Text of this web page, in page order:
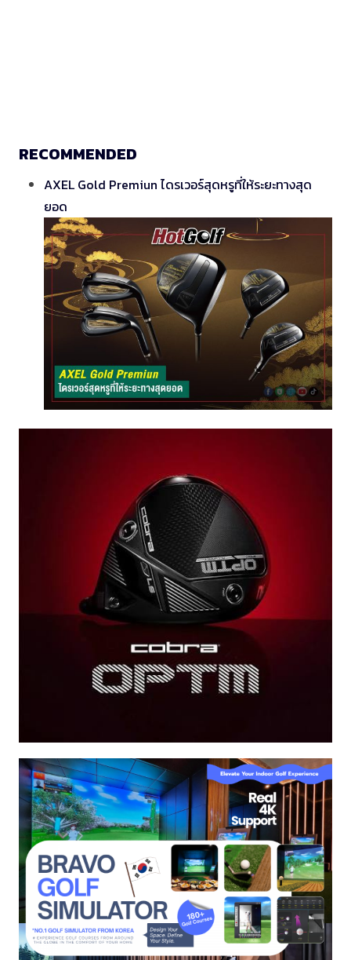
RECOMMENDED
AXEL Gold Premiun ไดรเวอร์สุดหรูที่ให้ระยะทางสุด
ยอด